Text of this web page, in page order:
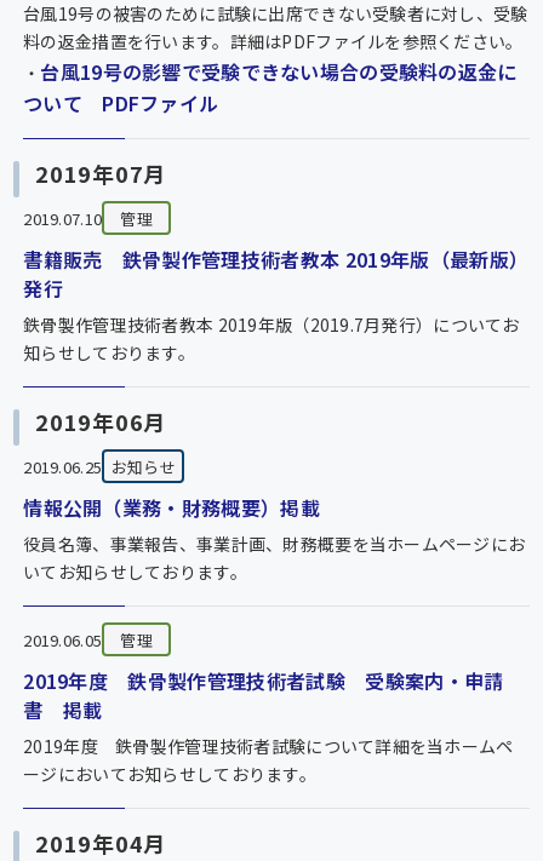
台風19号の被害のために試験に出席できない受験者に対し、受験
料の返金措置を行います。詳細はPDFファイルを参照ください。
・ 台風19号の影響で受験できない場合の受験料の返金に
ついて PDFファイル
2019年07月
2019.07.10 管理
書籍販売 鉄骨製作管理技術者教本 2019年版（最新版）
発行
鉄骨製作管理技術者教本 2019年版（2019.7月発行）についてお
知らせしております。
2019年06月
2019.06.25 お知らせ
情報公開（業務・財務概要）掲載
役員名簿、事業報告、事業計画、財務概要を当ホームページにお
いてお知らせしております。
2019.06.05 管理
2019年度 鉄骨製作管理技術者試験 受験案内・申請
書 掲載
2019年度 鉄骨製作管理技術者試験について詳細を当ホームペ
ージにおいてお知らせしております。
2019年04月